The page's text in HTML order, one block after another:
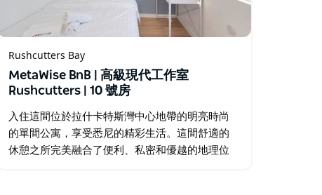
Rushcutters Bay
MetaWise BnB | 高級現代工作室
Rushcutters | 10 號房
入住這間位於拉什卡特斯灣中心地帶的明亮時尚
的單間公寓，享受悉尼的精彩生活。這間舒適的
休憩之所完美融合了便利、私密和優越的地理位